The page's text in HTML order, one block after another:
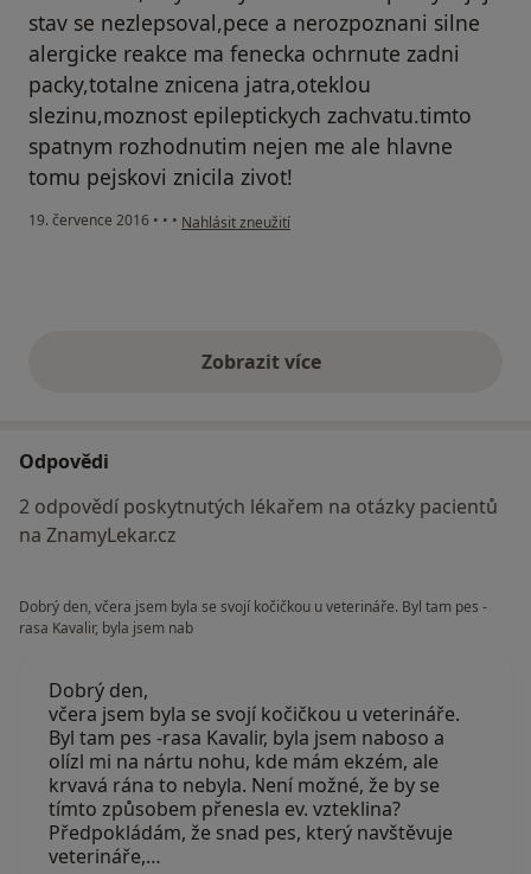
stav se nezlepsoval,pece a nerozpoznani silne
alergicke reakce ma fenecka ochrnute zadni
packy,totalne znicena jatra,oteklou
slezinu,moznost epileptickych zachvatu.timto
spatnym rozhodnutim nejen me ale hlavne
tomu pejskovi znicila zivot!
19. července 2016 • • • podle názoru uživatele Váš účet byl odstraněn
Nahlásit zneužití
Zobrazit vícevýše uvedené názory
Odpovědi
2 odpovědí poskytnutých lékařem na otázky pacientů
na ZnamyLekar.cz
Dobrý den, včera jsem byla se svojí kočičkou u veterináře. Byl tam pes -
rasa Kavalir, byla jsem nab
Dobrý den,
včera jsem byla se svojí kočičkou u veterináře.
Byl tam pes -rasa Kavalir, byla jsem naboso a
olízl mi na nártu nohu, kde mám ekzém, ale
krvavá rána to nebyla. Není možné, že by se
tímto způsobem přenesla ev. vzteklina?
Předpokládám, že snad pes, který navštěvuje
veterináře,…